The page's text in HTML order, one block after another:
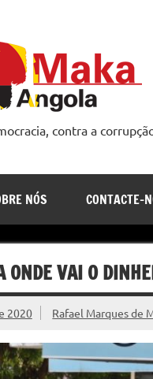
contra a
NÓS CONTACTE-
ONDE VAI O
2020 Rafael Marques de